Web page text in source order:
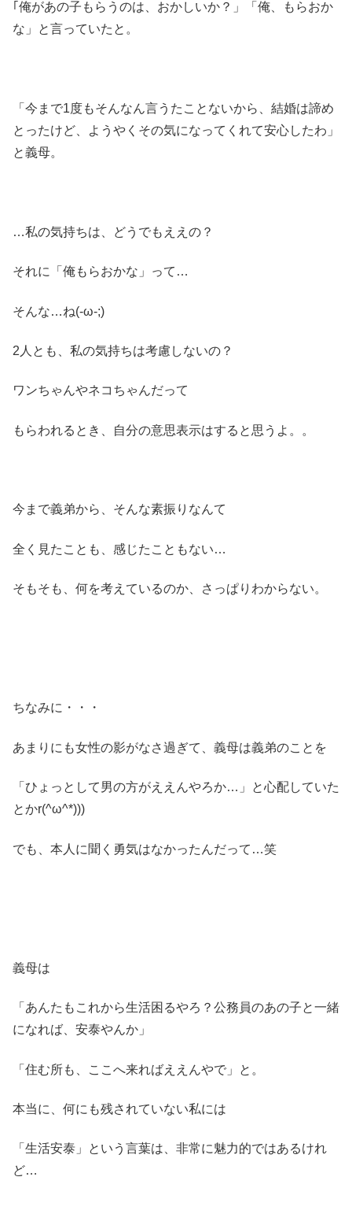
｢俺があの子もらうのは、おかしいか？」「俺、もらおか
な」と言っていたと。
「今まで1度もそんなん言うたことないから、結婚は諦め
とったけど、ようやくその気になってくれて安心したわ」
と義母。
…私の気持ちは、どうでもええの？
それに「俺もらおかな」って…
そんな…ね(-ω-;)
2人とも、私の気持ちは考慮しないの？
ワンちゃんやネコちゃんだって
もらわれるとき、自分の意思表示はすると思うよ。。
今まで義弟から、そんな素振りなんて
全く見たことも、感じたこともない…
そもそも、何を考えているのか、さっぱりわからない。
ちなみに・・・
あまりにも女性の影がなさ過ぎて、義母は義弟のことを
「ひょっとして男の方がええんやろか…」と心配していた
とかr(^ω^*)))
でも、本人に聞く勇気はなかったんだって…笑
義母は
「あんたもこれから生活困るやろ？公務員のあの子と一緒
になれば、安泰やんか」
「住む所も、ここへ来ればええんやで」と。
本当に、何にも残されていない私には
「生活安泰」という言葉は、非常に魅力的ではあるけれ
ど…